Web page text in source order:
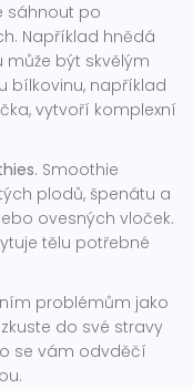
sáhnout po
Například hnědá
může být skvělým
bílkovinu, například
vytvoří komplexní
. Smoothie
plodů, špenátu a
ovesných vloček.
tělu potřebné
problémům jako
do své stravy
se vám odvděčí